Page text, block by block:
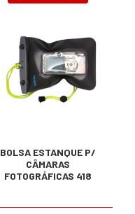
BOLSA ESTANQUE P/
CÂMARAS
FOTOGRÁFICAS 418